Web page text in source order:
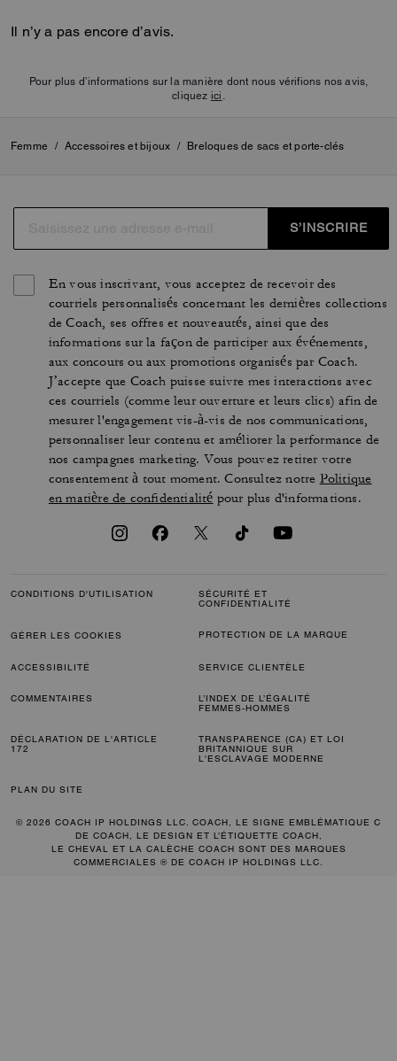
Il n’y a pas encore d’avis.
Pour plus d’informations sur la manière dont nous vérifions nos avis,
cliquez ici
Femme / Accessoires et bijoux / Breloques de sacs et porte-clés
S’INSCRIRE
En vous inscrivant, vous acceptez de recevoir des
courriels personnalisés concernant les dernières collections
de Coach, ses offres et nouveautés, ainsi que des
informations sur la façon de participer aux événements,
aux concours ou aux promotions organisés par Coach.
J’accepte que Coach puisse suivre mes interactions avec
ces courriels (comme leur ouverture et leurs clics) afin de
mesurer l'engagement vis-à-vis de nos communications,
personnaliser leur contenu et améliorer la performance de
nos campagnes marketing. Vous pouvez retirer votre
consentement à tout moment. Consultez notre Politique
en matière de confidentialité pour plus d'informations.
CONDITIONS D'UTILISATION
SÉCURITÉ ET
CONFIDENTIALITÉ
GÉRER LES COOKIES PROTECTION DE LA MARQUE
ACCESSIBILITÉ SERVICE CLIENTÈLE
COMMENTAIRES
L’INDEX DE L’ÉGALITÉ
FEMMES-HOMMES
DÉCLARATION DE L'ARTICLE
172
TRANSPARENCE (CA) ET LOI
BRITANNIQUE SUR
L'ESCLAVAGE MODERNE
PLAN DU SITE
© 2026 COACH IP HOLDINGS LLC. COACH, LE SIGNE EMBLÉMATIQUE C
DE COACH, LE DESIGN ET L’ÉTIQUETTE COACH,
LE CHEVAL ET LA CALÈCHE COACH SONT DES MARQUES
COMMERCIALES ® DE COACH IP HOLDINGS LLC.